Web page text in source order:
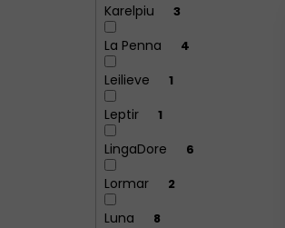
Karelpiu 3
La Penna 4
Leilieve 1
Leptir 1
LingaDore 6
Lormar 2
Luna 8